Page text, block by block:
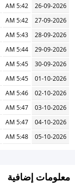
26-09-2026
5:42 AM
27-09-2026
5:42 AM
28-09-2026
5:43 AM
29-09-2026
5:44 AM
30-09-2026
5:45 AM
01-10-2026
5:45 AM
02-10-2026
5:46 AM
03-10-2026
5:47 AM
04-10-2026
5:47 AM
05-10-2026
5:48 AM
معلومات إضافية